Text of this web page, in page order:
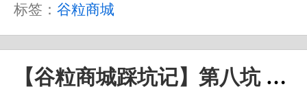
标签： 谷粒商城
【谷粒商城踩坑记】第八坑 创建不了 Bean 问题解决